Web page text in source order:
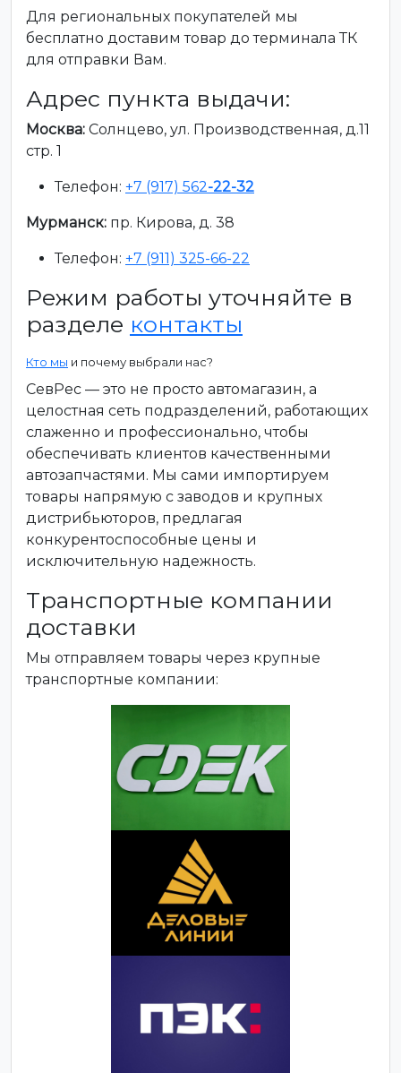
Для региональных покупателей мы
бесплатно доставим товар до терминала ТК
для отправки Вам.
Адрес пункта выдачи:
Москва: Солнцево, ул. Производственная, д.11
стр. 1
Телефон: +7 (917) 562-22-32
Мурманск: пр. Кирова, д. 38
Телефон: +7 (911) 325-66-22
Режим работы уточняйте в
разделе контакты
Кто мы и почему выбрали нас?
СевРес — это не просто автомагазин, а
целостная сеть подразделений, работающих
слаженно и профессионально, чтобы
обеспечивать клиентов качественными
автозапчастями. Мы сами импортируем
товары напрямую с заводов и крупных
дистрибьюторов, предлагая
конкурентоспособные цены и
исключительную надежность.
Транспортные компании
доставки
Мы отправляем товары через крупные
транспортные компании: